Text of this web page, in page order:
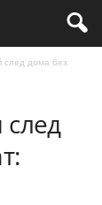
след дома без